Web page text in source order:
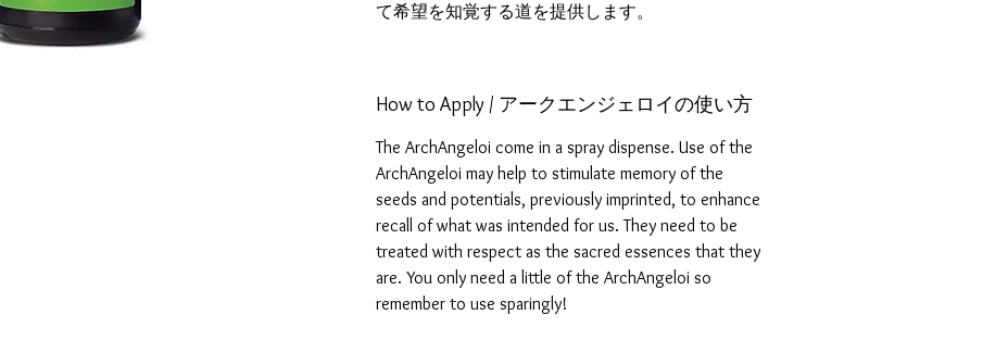
て希望を知覚する道を提供します。
How to Apply / アークエンジェロイの使い方
The ArchAngeloi come in a spray dispense. Use of the
ArchAngeloi may help to stimulate memory of the
seeds and potentials, previously imprinted, to enhance
recall of what was intended for us. They need to be
treated with respect as the sacred essences that they
are. You only need a little of the ArchAngeloi so
remember to use sparingly!